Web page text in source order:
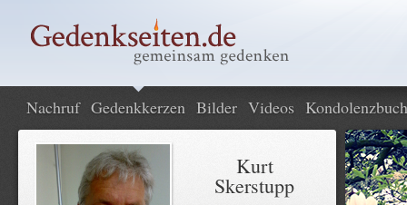
Nachruf Gedenkkerzen Bilder Videos Kondolenzbuch
Kurt
Skerstupp